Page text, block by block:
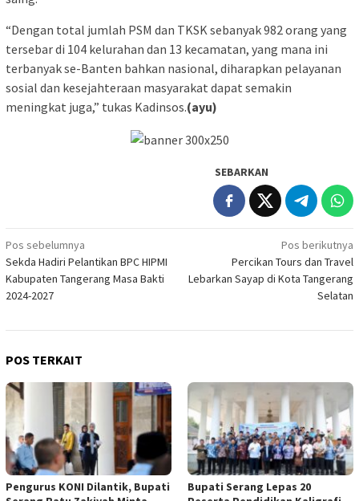
“Dengan total jumlah PSM dan TKSK sebanyak 982 orang yang
tersebar di 104 kelurahan dan 13 kecamatan, yang mana ini
terbanyak se-Banten bahkan nasional, diharapkan pelayanan
sosial dan kesejahteraan masyarakat dapat semakin
meningkat juga,” tukas Kadinsos.(ayu)
SEBARKAN
Navigasi
pos
Pos sebelumnya
Sekda Hadiri Pelantikan BPC HIPMI
Kabupaten Tangerang Masa Bakti
2024-2027
Pos berikutnya
Percikan Tours dan Travel
Lebarkan Sayap di Kota Tangerang
Selatan
POS TERKAIT
Pengurus KONI Dilantik, Bupati
Bupati Serang Lepas 20